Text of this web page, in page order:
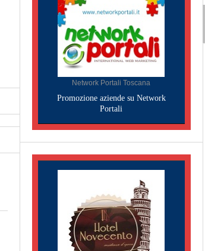
Network Portali Toscana
Promozione aziende su Network
Portali